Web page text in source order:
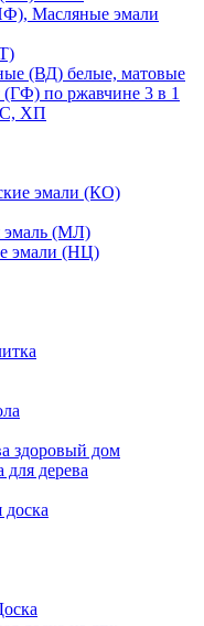
Масляные эмали
(ВД) белые, матовые
по ржавчине 3 в 1
ХП
эмали (КО)
эмаль (МЛ)
эмали (НЦ)
здоровый дом
для дерева
доска